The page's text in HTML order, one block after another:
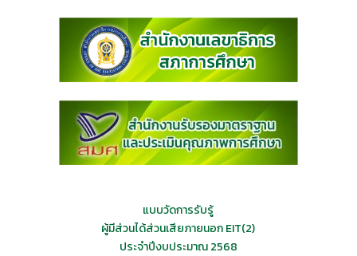
แบบวัดการรับรู้
ผู้มีส่วนได้ส่วนเสียภายนอก EIT(2)
ประจำปีงบประมาณ 2568